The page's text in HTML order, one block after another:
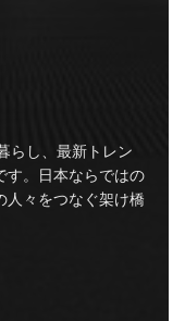
らし、最新トレン
す。日本ならではの
人々をつなぐ架け橋